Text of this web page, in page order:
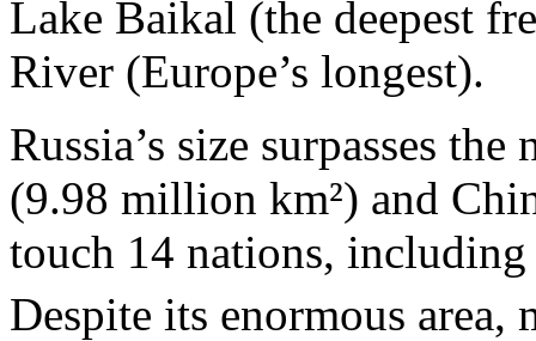
Lake Baikal (the deepest
River (Europe’s longest).
Russia’s size surpasses
(9.98 million km²) and
touch 14 nations,
Despite its enormous area,